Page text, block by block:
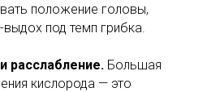
положение головы,
под темп грибка.
расслабление. Большая
кислорода — это